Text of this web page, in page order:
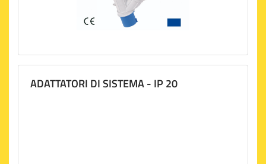
ADATTATORI DI SISTEMA - IP 20